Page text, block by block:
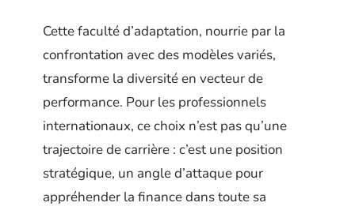
Cette faculté d’adaptation, nourrie par la
confrontation avec des modèles variés,
transforme la diversité en vecteur de
performance. Pour les professionnels
internationaux, ce choix n’est pas qu’une
trajectoire de carrière : c’est une position
stratégique, un angle d’attaque pour
appréhender la finance dans toute sa